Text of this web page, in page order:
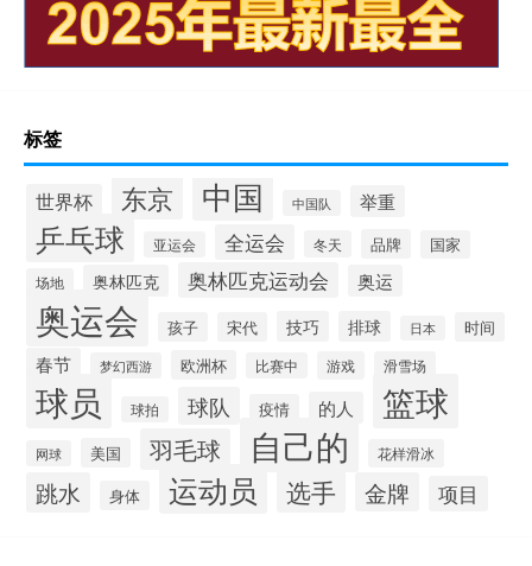
标签
世界杯 东京 中国 中国队 举重
乒乓球 亚运会 全运会 冬天 品牌 国家
场地 奥林匹克 奥林匹克运动会 奥运
奥运会 孩子 宋代 技巧 排球 日本 时间
春节 梦幻西游 欧洲杯 比赛中 游戏 滑雪场
球员 球拍 球队 疫情 的人 篮球
网球 美国 羽毛球 自己的 花样滑冰
跳水 身体 运动员 选手 金牌 项目